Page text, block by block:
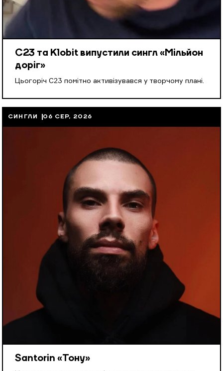
С23 та Klobit випустили сингл «Мільйон
доріг»
Цьогоріч С23 помітно активізувався у творчому плані.
СИНГЛИ 06 СЕР, 2026
Santorin «Тону»